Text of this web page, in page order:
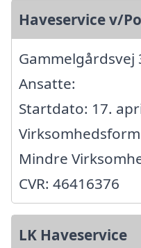
Haveservice v/
Gammelgårdsvej
Ansatte:
Startdato: 17.
Mindre
CVR: 46416376
LK Haveservice